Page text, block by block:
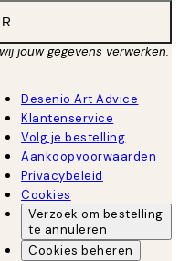
jouw gegevens verwerken.
Desenio Art Advice
Klantenservice
Volg je bestelling
Aankoopvoorwaarden
Privacybeleid
Cookies
Verzoek om bestelling
te annuleren
Cookies beheren